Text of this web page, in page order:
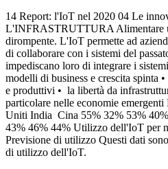
14 Report: l'IoT nel 2020 04 Le
L'INFRASTRUTTURA Alimentare
dirompente. L'IoT permette ad
di collaborare con i sistemi del
impediscano loro di integrare i
modelli di business e crescita spinta
e produttivi • la libertà da
particolare nelle economie
Uniti India Cina 55% 32% 53%
43% 46% 44% Utilizzo dell'IoT per
Previsione di utilizzo Questi dati
di utilizzo dell'IoT.